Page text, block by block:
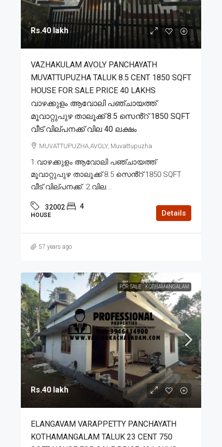
Rs.40 lakh
VAZHAKULAM AVOLY PANCHAYATH
MUVATTUPUZHA TALUK 8.5 CENT 1850 SQFT
HOUSE FOR SALE PRICE 40 LAKHS
വാഴക്കുളം ആവോലി പഞ്ചായത്ത്
മൂവാറ്റുപുഴ താലൂക്ക് 8.5 സെൻ്റ് 1850 SQFT
വീട് വില്പനക്ക് വില 40 ലക്ഷം
MUVATTUPUZHA,AVOLY, Muvattupuzha
1.വാഴക്കുളം ആവോലി പഞ്ചായത്ത്
മൂവാറ്റുപുഴ താലൂക്ക് 8.5 സെൻ്റ് 1850 SQFT
വീട് വില്പനക്ക്. 2.വില...
32002 4
HOUSE Details
57 years ago
FOR SALE KOTHAMANGALAM
Rs.40 lakh
ELANGAVAM VARAPPETTY PANCHAYATH
KOTHAMANGALAM TALUK 23 CENT 750